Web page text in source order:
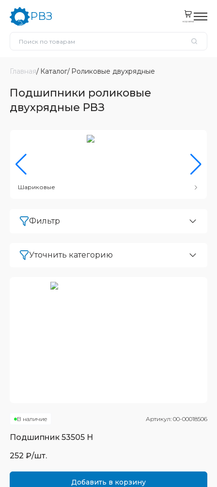
РВЗ корзина
Главная Каталог Роликовые двухрядные
Подшипники роликовые
двухрядные РВЗ
Шариковые
Фильтр
Уточнить категорию
В наличие Артикул: 00-00018506
Подшипник 53505 Н
252 ₽/шт.
Добавить в корзину